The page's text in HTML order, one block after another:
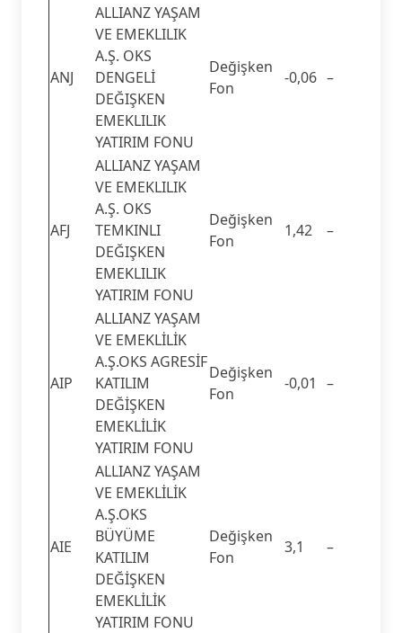
ANJ
ALLIANZ YAŞAM
VE EMEKLILIK
A.Ş. OKS
DENGELİ
DEĞIŞKEN
EMEKLILIK
YATIRIM FONU
Değişken
Fon
-0,06 –
AFJ
ALLIANZ YAŞAM
VE EMEKLILIK
A.Ş. OKS
TEMKINLI
DEĞIŞKEN
EMEKLILIK
YATIRIM FONU
Değişken
Fon
1,42 –
AIP
ALLIANZ YAŞAM
VE EMEKLİLİK
A.Ş.OKS AGRESİF
KATILIM
DEĞİŞKEN
EMEKLİLİK
YATIRIM FONU
Değişken
Fon
-0,01 –
AIE
ALLIANZ YAŞAM
VE EMEKLİLİK
A.Ş.OKS
BÜYÜME
KATILIM
DEĞİŞKEN
EMEKLİLİK
YATIRIM FONU
Değişken
Fon
3,1 –